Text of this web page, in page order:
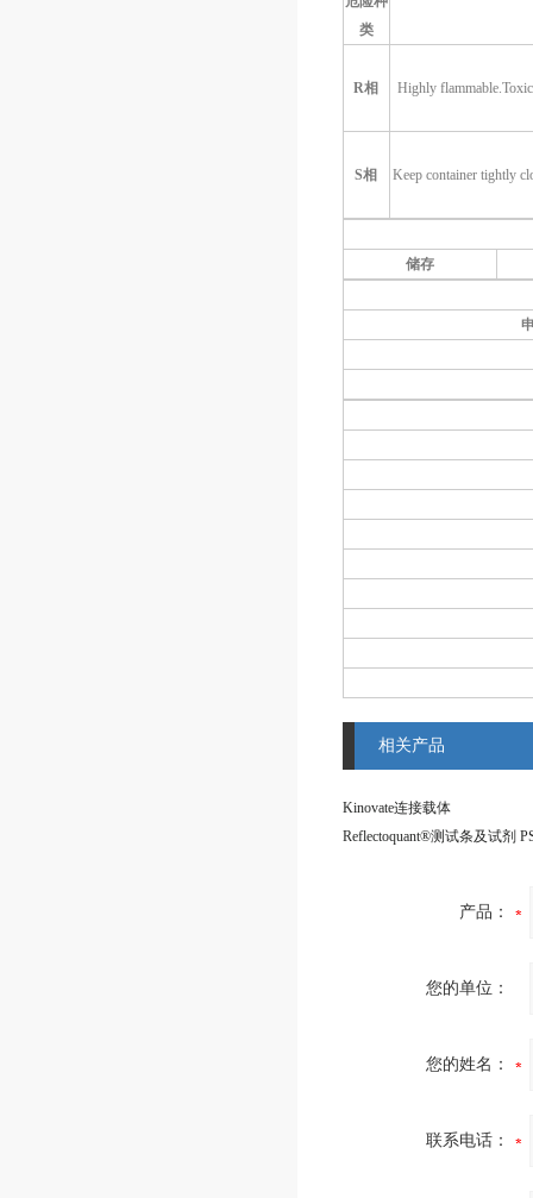
类
R相 Highly
S相 Keep container tightly
储存
相关产品
Kinovate连接载体
产品：
您的单位：
您的姓名：
联系电话：